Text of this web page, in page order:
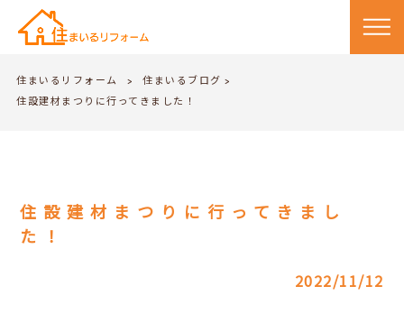
住まいるリフォーム > 住まいるブログ >
住設建材まつりに行ってきました！
住設建材まつりに行ってきまし
た！
2022/11/12